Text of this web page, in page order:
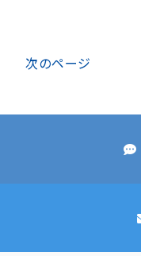
次のページ